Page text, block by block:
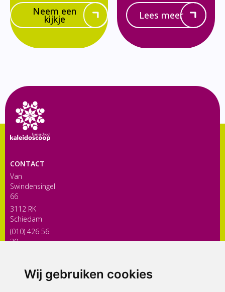
Wij gebruiken cookies
Neem een
kijkje Lees meer
CONTACT
Van
Swindensingel
66
3112 RK
Schiedam
(010) 426 56
30
ONDERDEEL VAN